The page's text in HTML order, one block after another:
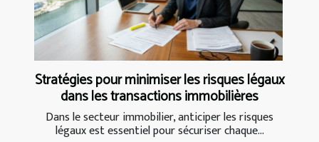
Stratégies pour minimiser les risques légaux
dans les transactions immobilières
Dans le secteur immobilier, anticiper les risques
légaux est essentiel pour sécuriser chaque...